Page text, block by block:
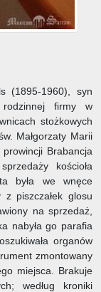
(1895-1960), syn
firmy w
stożkowych
Małgorzaty Marii
Brabancja
kościoła
była we wnęce
z piszczałek glosu
na sprzedaż,
nabyła go parafia
organów
zmontowany
miejsca. Brakuje
według kroniki